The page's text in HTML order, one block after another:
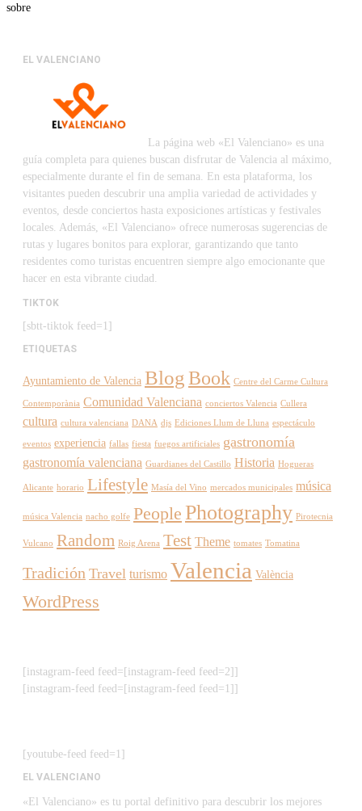
sobre
EL VALENCIANO
La página web «El Valenciano» es una
guía completa para quienes buscan disfrutar de Valencia al máximo,
especialmente durante el fin de semana. En esta plataforma, los
visitantes pueden descubrir una amplia variedad de actividades y
eventos, desde conciertos hasta exposiciones artísticas y festivales
locales. Además, «El Valenciano» ofrece numerosas sugerencias de
rutas y lugares bonitos para explorar, garantizando que tanto
residentes como turistas encuentren siempre algo emocionante que
hacer en esta vibrante ciudad.
TIKTOK
[sbtt-tiktok feed=1]
ETIQUETAS
Ayuntamiento de Valencia BlogBook Centre del Carme Cultura
Contemporània Comunidad Valenciana conciertos Valencia Cullera
cultura cultura valenciana DANA djs Ediciones Llum de Lluna espectáculo
eventos experiencia fallas fiesta fuegos artificiales gastronomía
gastronomía valenciana Guardianes del Castillo Historia Hogueras
Alicante horario Lifestyle Masía del Vino mercados municipales música
música Valencia nacho golfe People Photography Pirotecnia
Vulcano Random Roig Arena Test Theme tomates Tomatina
Tradición Travel turismo Valencia València
WordPress
[instagram-feed feed=[instagram-feed feed=2]]
[instagram-feed feed=[instagram-feed feed=1]]
[youtube-feed feed=1]
EL VALENCIANO
«El Valenciano» es tu portal definitivo para descubrir los mejores